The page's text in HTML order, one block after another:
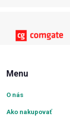
Menu
O nás
Ako nakupovať